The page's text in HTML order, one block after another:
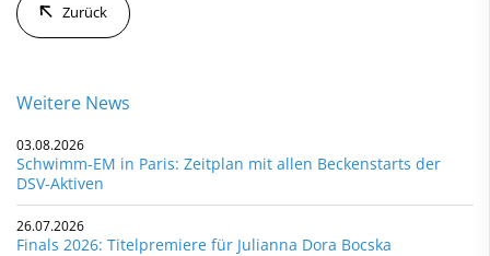
Zurück
Weitere News
03.08.2026
Schwimm-EM in Paris: Zeitplan mit allen Beckenstarts der
DSV-Aktiven
26.07.2026
Finals 2026: Titelpremiere für Julianna Dora Bocska